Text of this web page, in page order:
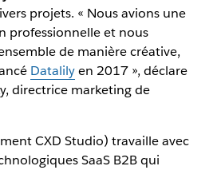
projets. « Nous avions une
professionnelle et nous
de manière créative,
Datalilyen 2017 », déclare
directrice marketing de
CXD Studio) travaille avec
SaaS B2B qui